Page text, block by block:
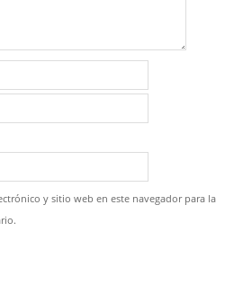
y sitio web en este navegador para la